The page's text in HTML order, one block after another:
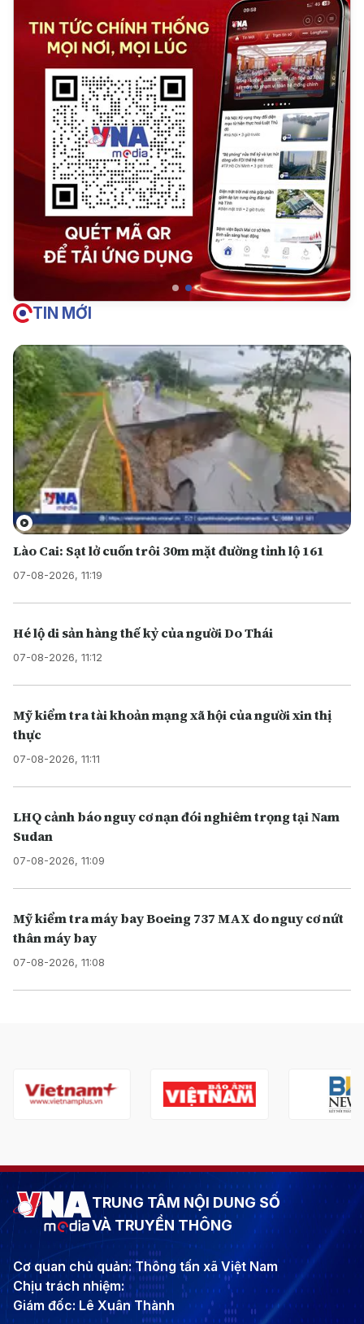
TIN MỚI
Lào Cai: Sạt lở cuốn trôi 30m mặt đường tỉnh lộ 161
07-08-2026, 11:19
Hé lộ di sản hàng thế kỷ của người Do Thái
07-08-2026, 11:12
Mỹ kiểm tra tài khoản mạng xã hội của người xin thị
thực
07-08-2026, 11:11
LHQ cảnh báo nguy cơ nạn đói nghiêm trọng tại Nam
Sudan
07-08-2026, 11:09
Mỹ kiểm tra máy bay Boeing 737 MAX do nguy cơ nứt
thân máy bay
07-08-2026, 11:08
TRUNG TÂM NỘI DUNG SỐ
VÀ TRUYỀN THÔNG
Cơ quan chủ quản: Thông tấn xã Việt Nam
Chịu trách nhiệm:
Giám đốc: Lê Xuân Thành